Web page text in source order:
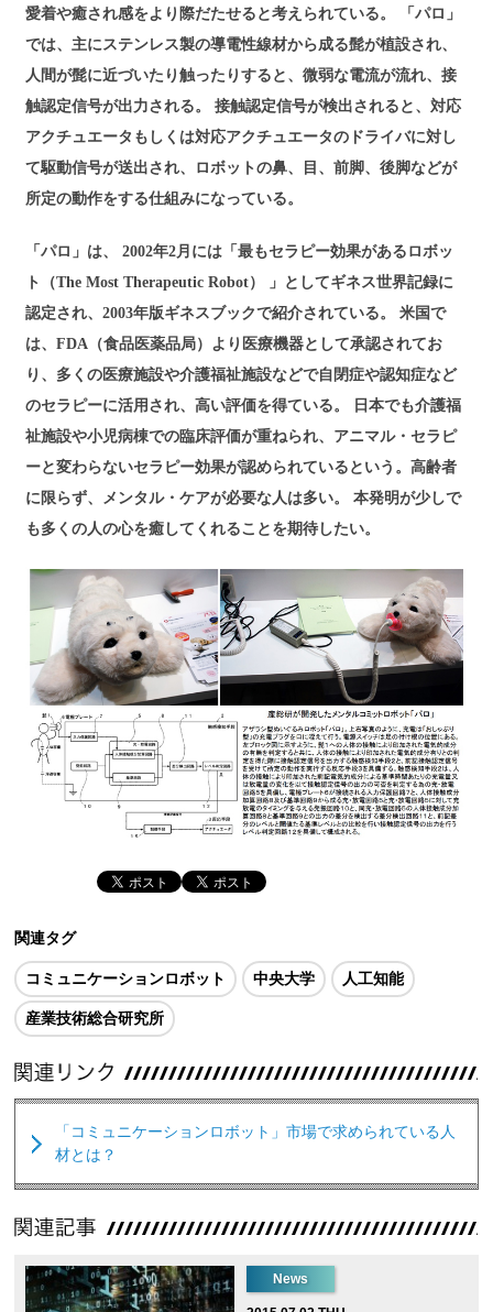
愛着や癒され感をより際だたせると考えられている。 「パロ」
では、主にステンレス製の導電性線材から成る髭が植設され、
人間が髭に近づいたり触ったりすると、微弱な電流が流れ、接
触認定信号が出力される。 接触認定信号が検出されると、対応
アクチュエータもしくは対応アクチュエータのドライバに対し
て駆動信号が送出され、ロボットの鼻、目、前脚、後脚などが
所定の動作をする仕組みになっている。
「パロ」は、 2002年2月には「最もセラピー効果があるロボッ
ト（The Most Therapeutic Robot） 」としてギネス世界記録に
認定され、2003年版ギネスブックで紹介されている。 米国で
は、FDA（食品医薬品局）より医療機器として承認されてお
り、多くの医療施設や介護福祉施設などで自閉症や認知症など
のセラピーに活用され、高い評価を得ている。 日本でも介護福
祉施設や小児病棟での臨床評価が重ねられ、アニマル・セラピ
ーと変わらないセラピー効果が認められているという。高齢者
に限らず、メンタル・ケアが必要な人は多い。 本発明が少しで
も多くの人の心を癒してくれることを期待したい。
関連タグ
コミュニケーションロボット 中央大学 人工知能
産業技術総合研究所
「コミュニケーションロボット」市場で求められている人
材とは？
News